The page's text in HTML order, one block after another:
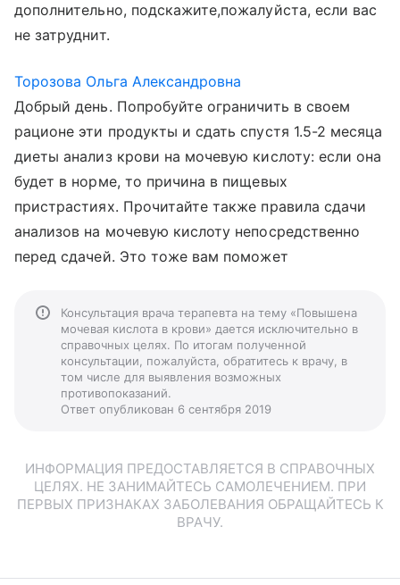
дополнительно, подскажите,пожалуйста, если вас
не затруднит.
Торозова Ольга Александровна
Добрый день. Попробуйте ограничить в своем
рационе эти продукты и сдать спустя 1.5-2 месяца
диеты анализ крови на мочевую кислоту: если она
будет в норме, то причина в пищевых
пристрастиях. Прочитайте также правила сдачи
анализов на мочевую кислоту непосредственно
перед сдачей. Это тоже вам поможет
Консультация врача терапевта на тему «Повышена
мочевая кислота в крови» дается исключительно в
справочных целях. По итогам полученной
консультации, пожалуйста, обратитесь к врачу, в
том числе для выявления возможных
противопоказаний.
Ответ опубликован 6 сентября 2019
ИНФОРМАЦИЯ ПРЕДОСТАВЛЯЕТСЯ В СПРАВОЧНЫХ
ЦЕЛЯХ. НЕ ЗАНИМАЙТЕСЬ САМОЛЕЧЕНИЕМ. ПРИ
ПЕРВЫХ ПРИЗНАКАХ ЗАБОЛЕВАНИЯ ОБРАЩАЙТЕСЬ К
ВРАЧУ.